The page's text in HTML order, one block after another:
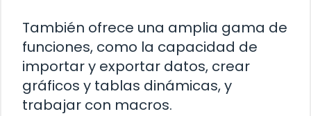
También ofrece una amplia gama de
funciones, como la capacidad de
importar y exportar datos, crear
gráficos y tablas dinámicas, y
trabajar con macros.